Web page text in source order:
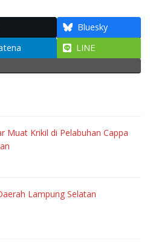
Bluesky
LINE
Muat Krikil di Pelabuhan Cappa
Lampung Selatan